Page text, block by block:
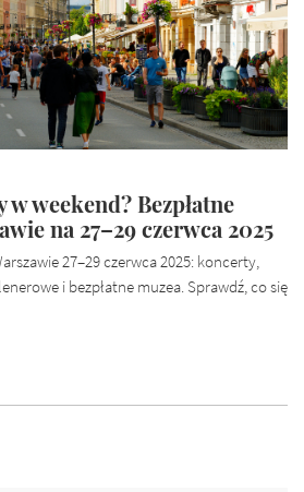
weekend? Bezpłatne
na 27–29 czerwca 2025
27–29 czerwca 2025: koncerty,
i bezpłatne muzea. Sprawdź, co się